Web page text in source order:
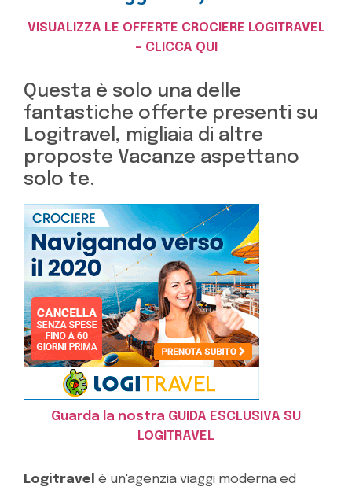
VISUALIZZA LE OFFERTE CROCIERE LOGITRAVEL
– CLICCA QUI
Questa è solo una delle
fantastiche offerte presenti su
Logitravel, migliaia di altre
proposte Vacanze aspettano
solo te.
Guarda la nostra GUIDA ESCLUSIVA SU
LOGITRAVEL
Logitravel è un'agenzia viaggi moderna ed